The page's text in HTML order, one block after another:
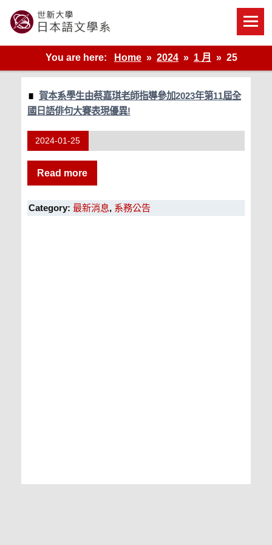
content
世新大學教學單位的網站
You are here:
Home 2024 1 月 25
賀本系學生由蔡嘉琪老師指導參加2023年第11屆全
國日語俳句大賽表現優異!
2024-01-25
Read more
Category: 最新消息, 系務公告